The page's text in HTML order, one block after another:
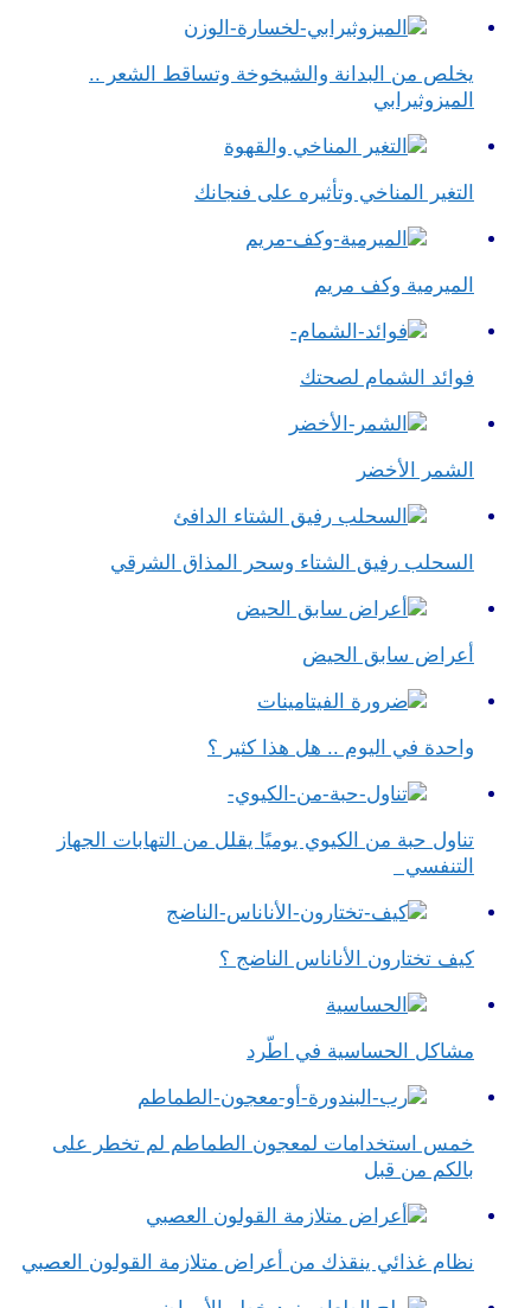
يخلص من البدانة والشيخوخة وتساقط الشعر ..
الميزوثيرابي
التغير المناخي وتأثيره على فنجانك
الميرمية وكف مريم
فوائد الشمام لصحتك
الشمر الأخضر
السحلب رفيق الشتاء وسحر المذاق الشرقي
أعراض سابق الحيض
واحدة في اليوم .. هل هذا كثير ؟
تناول حبة من الكيوي يوميًا يقلل من التهابات الجهاز
التنفسي
كيف تختارون الأناناس الناضج ؟
مشاكل الحساسية في اطّرد
خمس استخدامات لمعجون الطماطم لم تخطر على
بالكم من قبل
نظام غذائي ينقذك من أعراض متلازمة القولون العصبي